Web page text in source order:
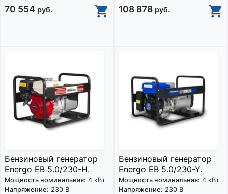
70 554 руб. 108 878 руб.
Бензиновый генератор
Energo EB 5.0/230-H.
Мощность номинальная: 4 кВт
Напряжение: 230 В
Бензиновый генератор
Energo EB 5.0/230-Y.
Мощность номинальная: 4 кВт
Напряжение: 230 В